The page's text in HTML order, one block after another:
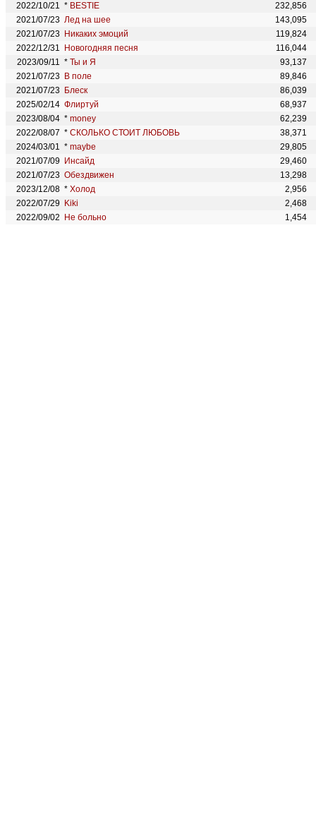
2022/10/21 * BESTIE
232,856
2021/07/23 Лед на шее
143,095
2021/07/23
Никаких эмоций
119,824
2022/12/31
Новогодняя песня
116,044
2023/09/11 * Ты и Я
93,137
2021/07/23 В поле
89,846
2021/07/23
Блеск
86,039
2025/02/14 Флиртуй
68,937
2023/08/04 * money
62,239
2022/08/07 * СКОЛЬКО СТОИТ ЛЮБОВЬ
38,371
2024/03/01 * maybe
29,805
2021/07/09 Инсайд
29,460
2021/07/23 Обездвижен
13,298
2023/12/08 * Холод
2,956
2022/07/29
Kiki
2,468
2022/09/02
Не больно 1,454